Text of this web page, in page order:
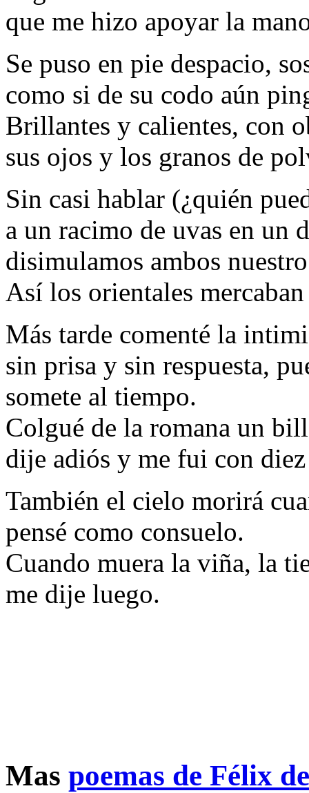
que me hizo apoyar la
Se puso en pie despacio,
como si de su codo aún
Brillantes y calientes, con
sus ojos y los granos de
Sin casi hablar (¿quién
a un racimo de uvas en un
disimulamos ambos
Así los orientales
Más tarde comenté la
sin prisa y sin respuesta,
somete al tiempo.
Colgué de la romana un
dije adiós y me fui con diez
También el cielo morirá
pensé como consuelo.
Cuando muera la viña, la
me dije luego.
Mas poemas de Félix